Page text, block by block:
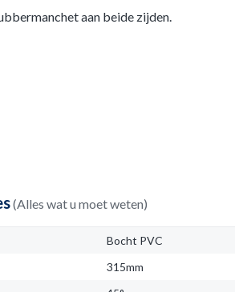
aan beide zijden.
(Alles wat u moet weten)
Bocht PVC
315mm